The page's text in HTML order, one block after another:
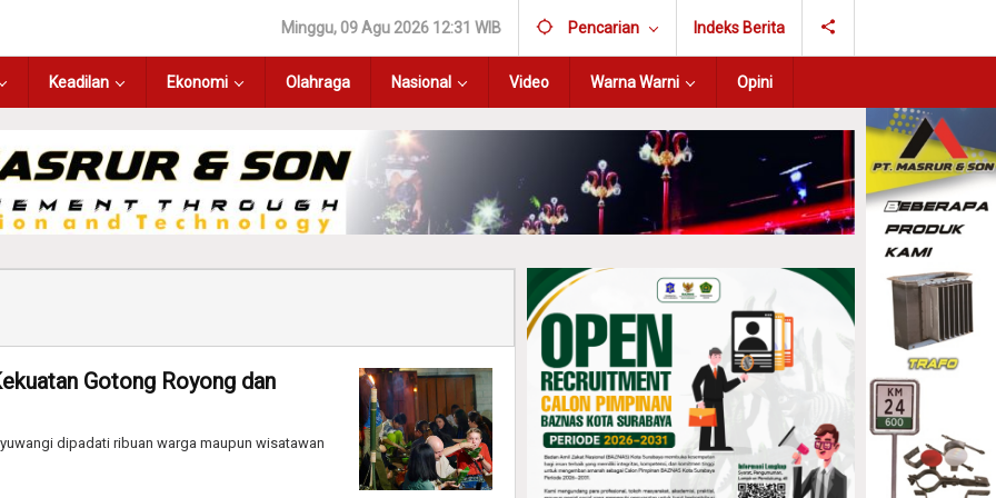
Minggu, 09 Agu 2026 12:31 WIB Pencarian Indeks Berita
Keadilan Ekonomi Olahraga Nasional Video Warna Warni Opini
Gotong Royong dan
dipadati ribuan warga maupun wisatawan